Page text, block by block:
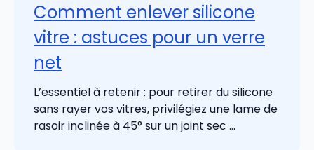
Comment enlever silicone
vitre : astuces pour un verre
net
L’essentiel à retenir : pour retirer du silicone
sans rayer vos vitres, privilégiez une lame de
rasoir inclinée à 45° sur un joint sec ...